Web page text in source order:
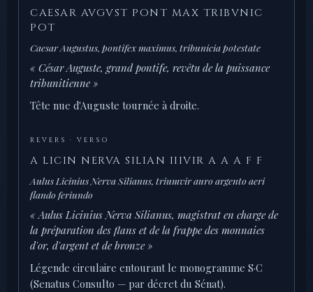
CAESAR AVGVST PONT MAX TRIBVNIC
POT
Caesar Augustus, pontifex maximus, tribunicia potestate
« César Auguste, grand pontife, revêtu de la puissance
tribunitienne »
Tête nue d'Auguste tournée à droite.
REVERS · VERSO
A LICIN NERVA SILIAN IIIVIR A A A F F
Aulus Licinius Nerva Silianus, triumvir auro argento aeri
flando feriundo
« Aulus Licinius Nerva Silianus, magistrat en charge de
la préparation des flans et de la frappe des monnaies
d'or, d'argent et de bronze »
Légende circulaire entourant le monogramme S·C
(Senatus Consulto — par décret du Sénat).